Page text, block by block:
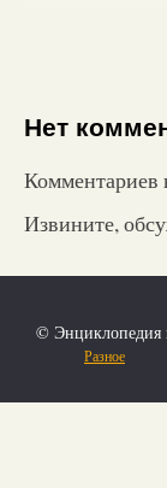
Нет
Комментариев
Извините,
© Энциклопедия
Разное